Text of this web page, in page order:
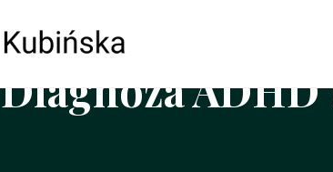
Diagnoza ADHD